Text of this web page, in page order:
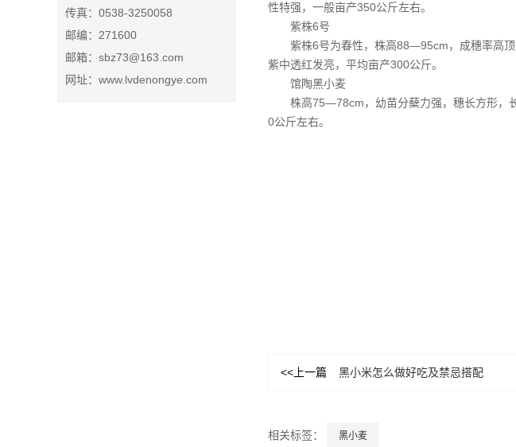
传真：0538-3250058
邮编：271600
邮箱：sbz73@163.com
网址：www.lvdenongye.com
性特强，一般亩产350公斤左右。
紫株6号
紫株6号为春性，株高88―95cm，成穗率高
紫中透红发亮，平均亩产300公斤。
馆陶黑小麦
株高75―78cm，幼苗分蘖力强，穗长方形，
0公斤左右。
<<上一篇 黑小米怎么做好吃及禁忌搭配
相关标签： 黑小麦